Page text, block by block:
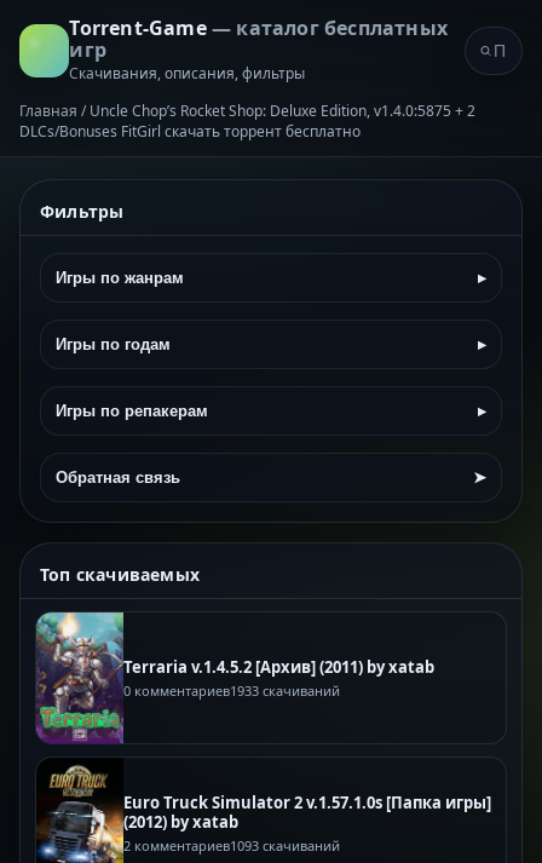
Torrent-Game— каталог бесплатных
игр
Скачивания, описания, фильтры
Главная / Uncle Chop’s Rocket Shop: Deluxe Edition, v1.4.0:5875 + 2
DLCs/Bonuses FitGirl скачать торрент бесплатно
Фильтры
Игры по жанрам ▸
Игры по годам ▸
Игры по репакерам ▸
Обратная связь ➤
Топ скачиваемых
Terraria v.1.4.5.2 [Архив] (2011) by xatab
0 комментариев1933 скачиваний
Euro Truck Simulator 2 v.1.57.1.0s [Папка игры]
(2012) by xatab
2 комментариев1093 скачиваний